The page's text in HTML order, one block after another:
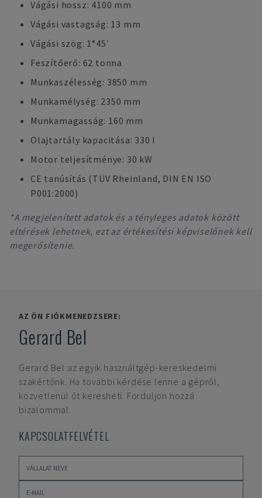
Vágási hossz: 4100 mm
Vágási vastagság: 13 mm
Vágási szög: 1°45′
Feszítőerő: 62 tonna
Munkaszélesség: 3850 mm
Munkamélység: 2350 mm
Munkamagasság: 160 mm
Olajtartály kapacitása: 330 l
Motor teljesítménye: 30 kW
CE tanúsítás (TÜV Rheinland, DIN EN ISO
P001:2000)
*A megjelenített adatok és a tényleges adatok között
eltérések lehetnek, ezt az értékesítési képviselőnek kell
megerősítenie.
AZ ÖN FIÓKMENEDZSERE:
Gerard Bel
Gerard Bel az egyik használtgép-kereskedelmi
szakértőnk. Ha további kérdése lenne a gépről,
közvetlenül őt keresheti. Forduljon hozzá
bizalommal.
KAPCSOLATFELVÉTEL